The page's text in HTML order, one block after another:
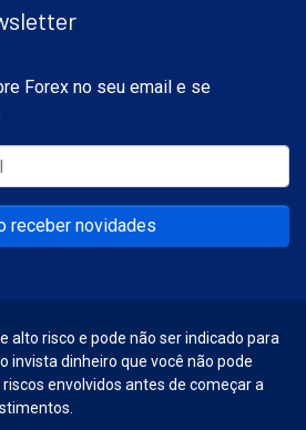
Forex no seu email e se
receber novidades
alto risco e pode não ser indicado para
invista dinheiro que você não pode
envolvidos antes de começar a